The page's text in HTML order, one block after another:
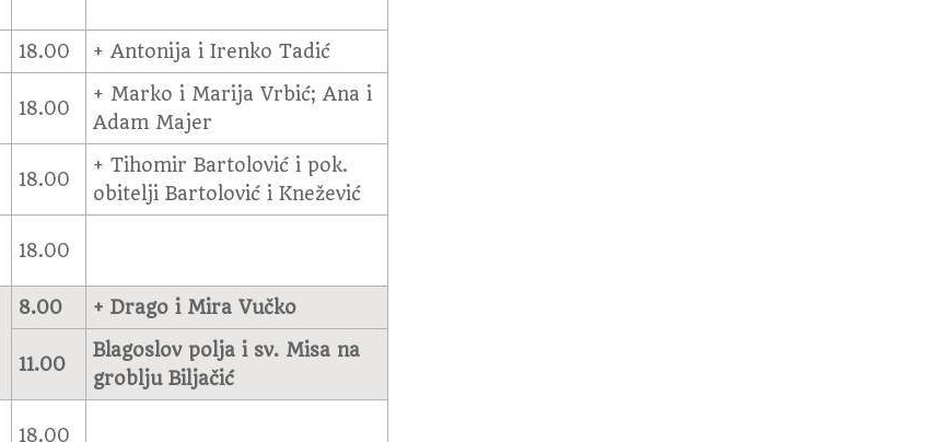
18.00 + Antonija i Irenko Tadić
18.00
+ Marko i Marija Vrbić; Ana i
Adam Majer
18.00
+ Tihomir Bartolović i pok.
obitelji Bartolović i Knežević
18.00
8.00 + Drago i Mira Vučko
11.00
Blagoslov polja i sv. Misa na
groblju Biljačić
18.00